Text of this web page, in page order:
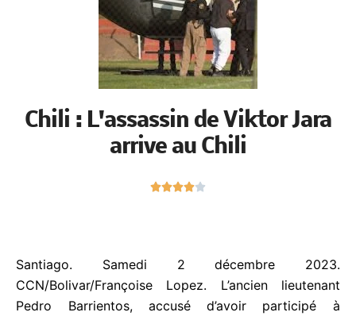
Chili : L'assassin de Viktor Jara
arrive au Chili
N
u
Santiago. Samedi 2 décembre 2023.
CCN/Bolivar/Françoise Lopez. L’ancien lieutenant
Pedro Barrientos, accusé d’avoir participé à